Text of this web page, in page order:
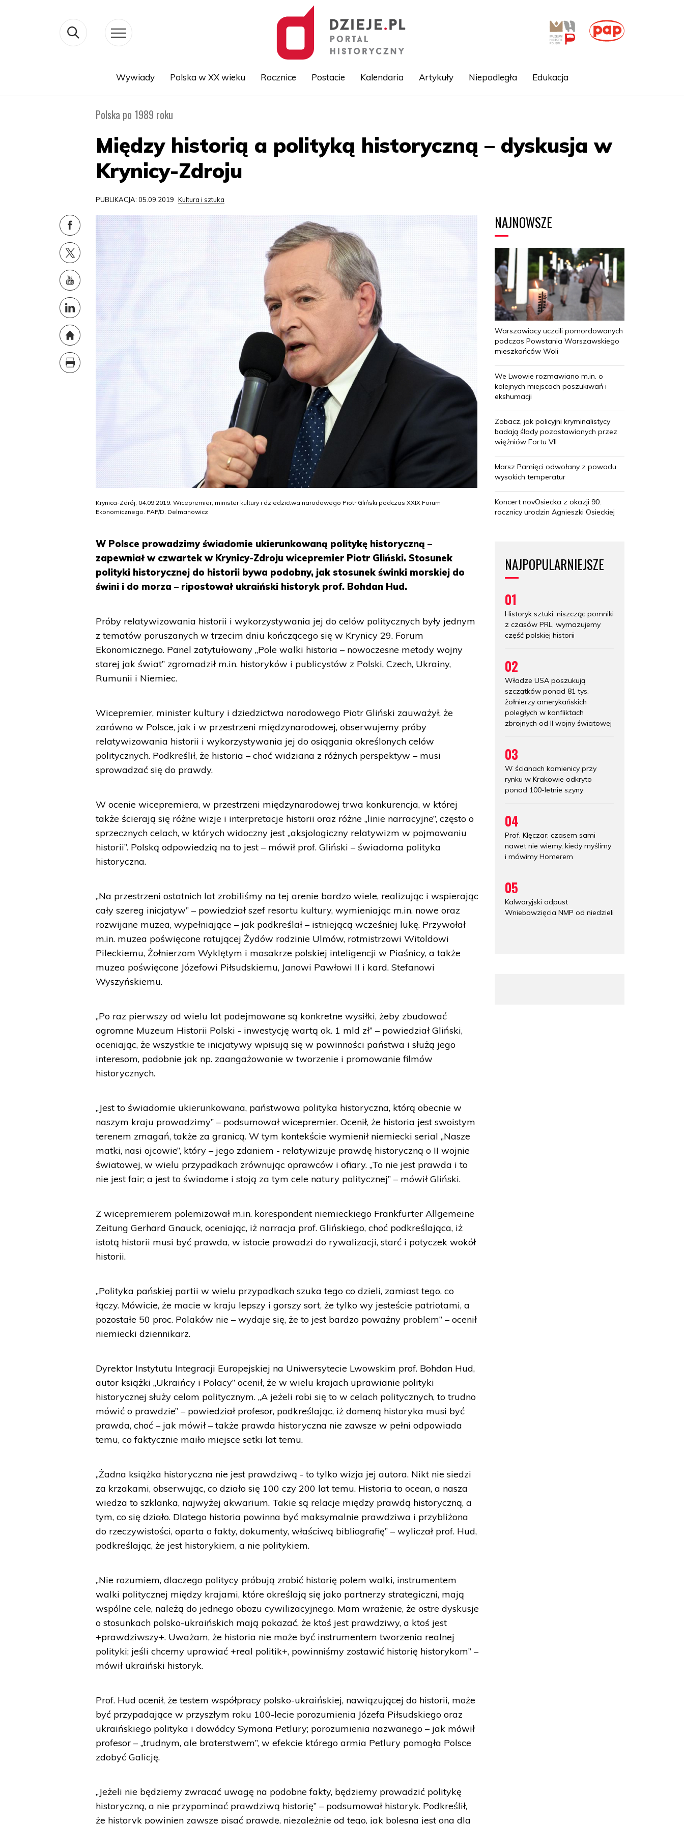
Wywiady Polska w XX wieku Rocznice Postacie Kalendaria Artykuły Niepodległa Edukacja
Polska po 1989 roku
Między historią a polityką historyczną – dyskusja w
Krynicy-Zdroju
PUBLIKACJA: 05.09.2019 Kultura i sztuka
Krynica-Zdrój, 04.09.2019. Wicepremier, minister kultury i dziedzictwa narodowego Piotr Gliński podczas XXIX Forum
Ekonomicznego. PAP/D. Delmanowicz
W Polsce prowadzimy świadomie ukierunkowaną politykę historyczną –
zapewniał w czwartek w Krynicy-Zdroju wicepremier Piotr Gliński. Stosunek
polityki historycznej do historii bywa podobny, jak stosunek świnki morskiej do
świni i do morza – ripostował ukraiński historyk prof. Bohdan Hud.
Próby relatywizowania historii i wykorzystywania jej do celów politycznych były jednym
z tematów poruszanych w trzecim dniu kończącego się w Krynicy 29. Forum
Ekonomicznego. Panel zatytułowany „Pole walki historia – nowoczesne metody wojny
starej jak świat” zgromadził m.in. historyków i publicystów z Polski, Czech, Ukrainy,
Rumunii i Niemiec.
Wicepremier, minister kultury i dziedzictwa narodowego Piotr Gliński zauważył, że
zarówno w Polsce, jak i w przestrzeni międzynarodowej, obserwujemy próby
relatywizowania historii i wykorzystywania jej do osiągania określonych celów
politycznych. Podkreślił, że historia – choć widziana z różnych perspektyw – musi
sprowadzać się do prawdy.
W ocenie wicepremiera, w przestrzeni międzynarodowej trwa konkurencja, w której
także ścierają się różne wizje i interpretacje historii oraz różne „linie narracyjne”, często o
sprzecznych celach, w których widoczny jest „aksjologiczny relatywizm w pojmowaniu
historii”. Polską odpowiedzią na to jest – mówił prof. Gliński – świadoma polityka
historyczna.
„Na przestrzeni ostatnich lat zrobiliśmy na tej arenie bardzo wiele, realizując i wspierając
cały szereg inicjatyw” – powiedział szef resortu kultury, wymieniając m.in. nowe oraz
rozwijane muzea, wypełniające – jak podkreślał – istniejącą wcześniej lukę. Przywołał
m.in. muzea poświęcone ratującej Żydów rodzinie Ulmów, rotmistrzowi Witoldowi
Pileckiemu, Żołnierzom Wyklętym i masakrze polskiej inteligencji w Piaśnicy, a także
muzea poświęcone Józefowi Piłsudskiemu, Janowi Pawłowi II i kard. Stefanowi
Wyszyńskiemu.
„Po raz pierwszy od wielu lat podejmowane są konkretne wysiłki, żeby zbudować
ogromne Muzeum Historii Polski - inwestycję wartą ok. 1 mld zł” – powiedział Gliński,
oceniając, że wszystkie te inicjatywy wpisują się w powinności państwa i służą jego
interesom, podobnie jak np. zaangażowanie w tworzenie i promowanie filmów
historycznych.
„Jest to świadomie ukierunkowana, państwowa polityka historyczna, którą obecnie w
naszym kraju prowadzimy” – podsumował wicepremier. Ocenił, że historia jest swoistym
terenem zmagań, także za granicą. W tym kontekście wymienił niemiecki serial „Nasze
matki, nasi ojcowie”, który – jego zdaniem - relatywizuje prawdę historyczną o II wojnie
światowej, w wielu przypadkach zrównując oprawców i ofiary. „To nie jest prawda i to
nie jest fair; a jest to świadome i stoją za tym cele natury politycznej” – mówił Gliński.
Z wicepremierem polemizował m.in. korespondent niemieckiego Frankfurter Allgemeine
Zeitung Gerhard Gnauck, oceniając, iż narracja prof. Glińskiego, choć podkreślająca, iż
istotą historii musi być prawda, w istocie prowadzi do rywalizacji, starć i potyczek wokół
historii.
„Polityka pańskiej partii w wielu przypadkach szuka tego co dzieli, zamiast tego, co
łączy. Mówicie, że macie w kraju lepszy i gorszy sort, że tylko wy jesteście patriotami, a
pozostałe 50 proc. Polaków nie – wydaje się, że to jest bardzo poważny problem” – ocenił
niemiecki dziennikarz.
Dyrektor Instytutu Integracji Europejskiej na Uniwersytecie Lwowskim prof. Bohdan Hud,
autor książki „Ukraińcy i Polacy” ocenił, że w wielu krajach uprawianie polityki
historycznej służy celom politycznym. „A jeżeli robi się to w celach politycznych, to trudno
mówić o prawdzie” – powiedział profesor, podkreślając, iż domeną historyka musi być
prawda, choć – jak mówił – także prawda historyczna nie zawsze w pełni odpowiada
temu, co faktycznie maiło miejsce setki lat temu.
„Żadna książka historyczna nie jest prawdziwą - to tylko wizja jej autora. Nikt nie siedzi
za krzakami, obserwując, co działo się 100 czy 200 lat temu. Historia to ocean, a nasza
wiedza to szklanka, najwyżej akwarium. Takie są relacje między prawdą historyczną, a
tym, co się działo. Dlatego historia powinna być maksymalnie prawdziwa i przybliżona
do rzeczywistości, oparta o fakty, dokumenty, właściwą bibliografię” – wyliczał prof. Hud,
podkreślając, że jest historykiem, a nie politykiem.
„Nie rozumiem, dlaczego politycy próbują zrobić historię polem walki, instrumentem
walki politycznej między krajami, które określają się jako partnerzy strategiczni, mają
wspólne cele, należą do jednego obozu cywilizacyjnego. Mam wrażenie, że ostre dyskusje
o stosunkach polsko-ukraińskich mają pokazać, że ktoś jest prawdziwy, a ktoś jest
+prawdziwszy+. Uważam, że historia nie może być instrumentem tworzenia realnej
polityki; jeśli chcemy uprawiać +real politik+, powinniśmy zostawić historię historykom” –
mówił ukraiński historyk.
Prof. Hud ocenił, że testem współpracy polsko-ukraińskiej, nawiązującej do historii, może
być przypadające w przyszłym roku 100-lecie porozumienia Józefa Piłsudskiego oraz
ukraińskiego polityka i dowódcy Symona Petlury; porozumienia nazwanego – jak mówił
profesor – „trudnym, ale braterstwem”, w efekcie którego armia Petlury pomogła Polsce
zdobyć Galicję.
„Jeżeli nie będziemy zwracać uwagę na podobne fakty, będziemy prowadzić politykę
historyczną, a nie przypominać prawdziwą historię” – podsumował historyk. Podkreślił,
że historyk powinien zawsze pisać prawdę, niezależnie od tego, jak bolesna jest ona dla
NAJNOWSZE
Warszawiacy uczcili pomordowanych
podczas Powstania Warszawskiego
mieszkańców Woli
We Lwowie rozmawiano m.in. o
kolejnych miejscach poszukiwań i
ekshumacji
Zobacz, jak policyjni kryminalistycy
badają ślady pozostawionych przez
więźniów Fortu VII
Marsz Pamięci odwołany z powodu
wysokich temperatur
Koncert novOsiecka z okazji 90.
rocznicy urodzin Agnieszki Osieckiej
NAJPOPULARNIEJSZE
01
Historyk sztuki: niszcząc pomniki
z czasów PRL, wymazujemy
część polskiej historii
02
Władze USA poszukują
szczątków ponad 81 tys.
żołnierzy amerykańskich
poległych w konfliktach
zbrojnych od II wojny światowej
03
W ścianach kamienicy przy
rynku w Krakowie odkryto
ponad 100-letnie szyny
04
Prof. Klęczar: czasem sami
nawet nie wiemy, kiedy myślimy
i mówimy Homerem
05
Kalwaryjski odpust
Wniebowzięcia NMP od niedzieli